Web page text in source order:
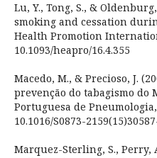
Lu, Y., Tong, S., &
smoking and cessation
Health Promotion
10.1093/heapro/16.4.355
Macedo, M., & Precioso, J.
prevenção do tabagismo do
Portuguesa de
10.1016/S0873-
Marquez-Sterling, S., Perry,